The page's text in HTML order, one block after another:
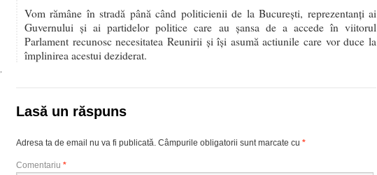
Vom rămâne în stradă până când politicienii de la București, reprezentanți ai
Guvernului și ai partidelor politice care au șansa de a accede în viitorul
Parlament recunosc necesitatea Reunirii și își asumă actiunile care vor duce la
împlinirea acestui deziderat.
Lasă un răspuns
Adresa ta de email nu va fi publicată. Câmpurile obligatorii sunt marcate cu *
Comentariu *